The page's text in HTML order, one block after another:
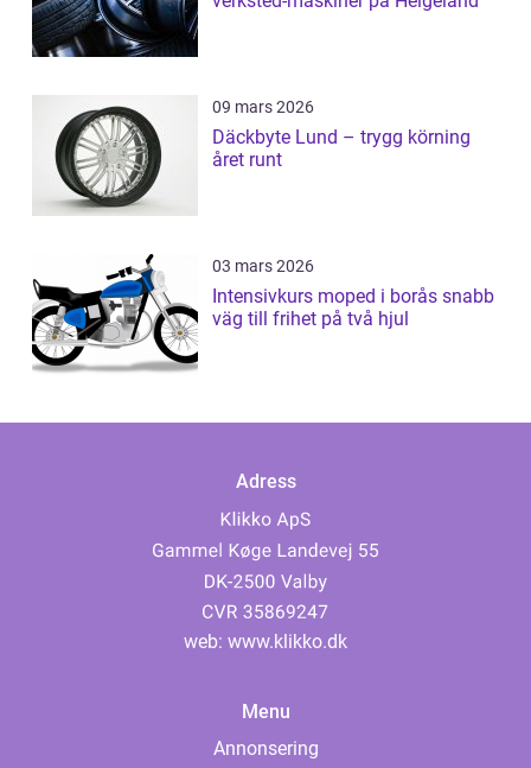
09 mars 2026
Däckbyte Lund – trygg körning
året runt
03 mars 2026
Intensivkurs moped i borås snabb
väg till frihet på två hjul
Adress
web: www.klikko.dk
Menu
Annonsering